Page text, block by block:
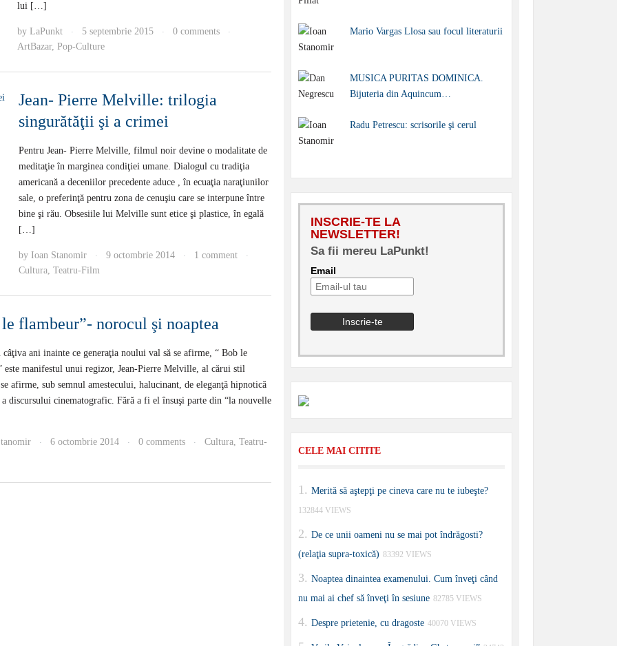
lui […]
by LaPunkt · 5 septembrie 2015 · 0 comments ·
ArtBazar, Pop-Culture
Jean- Pierre Melville: trilogia
singurătăţii şi a crimei
Pentru Jean- Pierre Melville, filmul noir devine o modalitate de
meditaţie în marginea condiţiei umane. Dialogul cu tradiţia
americană a deceniilor precedente aduce , în ecuaţia naraţiunilor
sale, o preferinţă pentru zona de cenuşiu care se interpune între
bine şi rău. Obsesiile lui Melville sunt etice şi plastice, în egală
[…]
by Ioan Stanomir · 9 octombrie 2014 · 1 comment ·
Cultura, Teatru-Film
flambeur”- norocul şi noaptea
câţiva ani inainte ce generaţia noului val să se afirme, “ Bob le
este manifestul unui regizor, Jean-Pierre Melville, al cărui stil
afirme, sub semnul amestecului, halucinant, de eleganţă hipnotică
discursului cinematografic. Fără a fi el însuşi parte din “la nouvelle
· 6 octombrie 2014 · 0 comments · Cultura, Teatru-
Mario Vargas Llosa sau focul literaturii
MUSICA PURITAS DOMINICA.
Bijuteria din Aquincum…
Radu Petrescu: scrisorile şi cerul
INSCRIE-TE LA
NEWSLETTER!
Sa fii mereu LaPunkt!
Email
CELE MAI CITITE
Merită să aştepţi pe cineva care nu te iubeşte?
132844 VIEWS
De ce unii oameni nu se mai pot îndrăgosti?
(relaţia supra-toxică) 83392 VIEWS
Noaptea dinaintea examenului. Cum înveţi când
nu mai ai chef să înveţi în sesiune 82785 VIEWS
Despre prietenie, cu dragoste 40070 VIEWS